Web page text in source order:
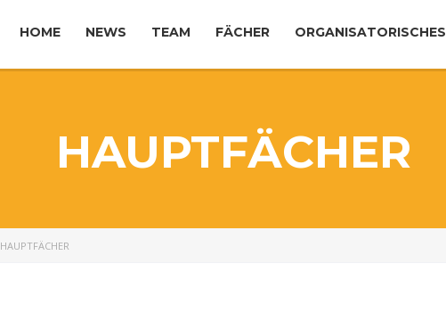
HOME NEWS TEAM FÄCHER ORGANISATORISCHES
HAUPTFÄCHER
HAUPTFÄCHER